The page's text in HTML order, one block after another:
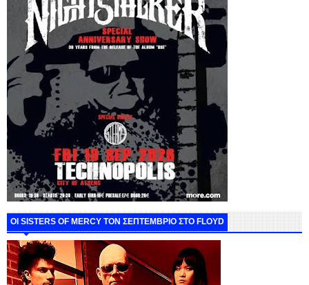
ΟΙ SISTERS OF MERCY ΤΟΝ ΣΕΠΤΕΜΒΡΙΟ ΣΤΟ FLOYD